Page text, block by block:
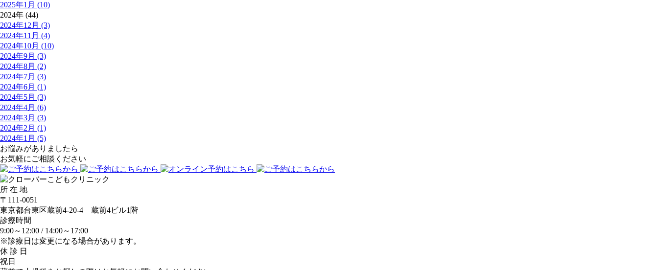
2025年1月 (10)
2024年 (44)
2024年12月 (3)
2024年11月 (4)
2024年10月 (10)
2024年9月 (3)
2024年8月 (2)
2024年7月 (3)
2024年6月 (1)
2024年5月 (3)
2024年4月 (6)
2024年3月 (3)
2024年2月 (1)
2024年1月 (5)
お悩みがありましたら
お気軽にご相談ください
所 在 地
〒111-0051
東京都台東区蔵前4-20-4 蔵前4ビル1階
診療時間
9:00～12:00 / 14:00～17:00
※診療日は変更になる場合があります。
休 診 日
祝日